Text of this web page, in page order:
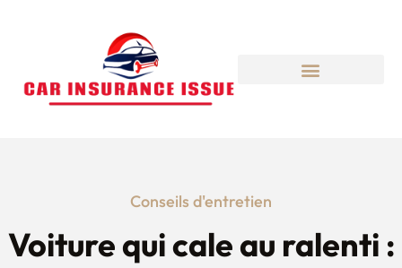
Conseils d'entretien
Voiture qui cale au ralenti :